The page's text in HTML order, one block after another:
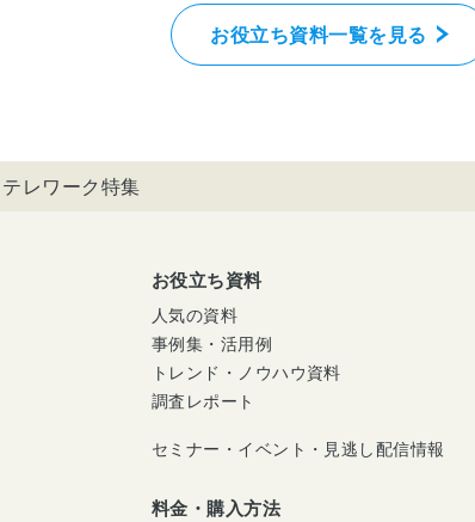
お役立ち資料一覧を見る
テレワーク特集
お役立ち資料
人気の資料
事例集・活用例
トレンド・ノウハウ資料
調査レポート
セミナー・イベント・見逃し配信情報
料金・購入方法